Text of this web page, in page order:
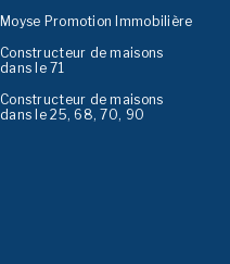
Moyse Promotion Immobilière
Constructeur de maisons
dans le 71
Constructeur de maisons
dans le 25, 68, 70, 90